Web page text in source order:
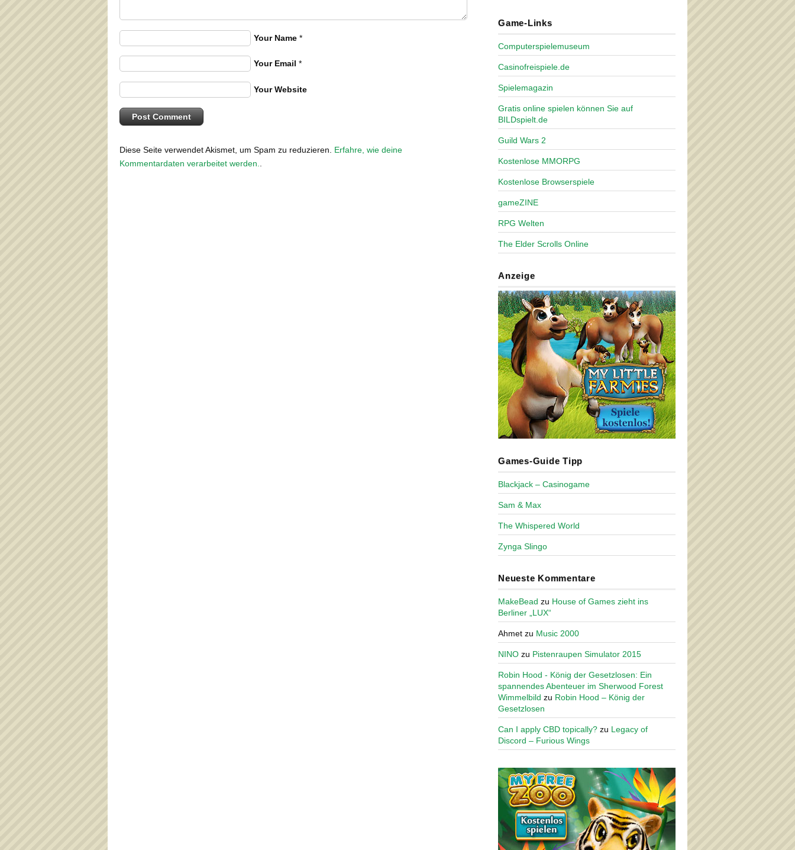
Your Name *
Your Email *
Your Website
Diese Seite verwendet Akismet, um Spam zu reduzieren. Erfahre, wie deine
Kommentardaten verarbeitet werden.
Game-Links
Computerspielemuseum
Casinofreispiele.de
Spielemagazin
Gratis online spielen können Sie auf
BILDspielt.de
Guild Wars 2
Kostenlose MMORPG
Kostenlose Browserspiele
gameZINE
RPG Welten
The Elder Scrolls Online
Anzeige
Games-Guide Tipp
Blackjack – Casinogame
Sam & Max
The Whispered World
Zynga Slingo
Neueste Kommentare
MakeBead zu House of Games zieht ins
Berliner „LUX“
Ahmet zu Music 2000
NINO zu Pistenraupen Simulator 2015
Robin Hood - König der Gesetzlosen: Ein
spannendes Abenteuer im Sherwood Forest
Wimmelbild zu Robin Hood – König der
Gesetzlosen
Can I apply CBD topically? zu Legacy of
Discord – Furious Wings